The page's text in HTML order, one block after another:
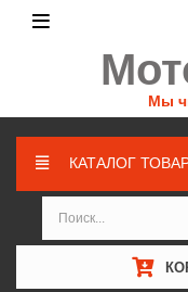
Мы
КАТАЛОГ